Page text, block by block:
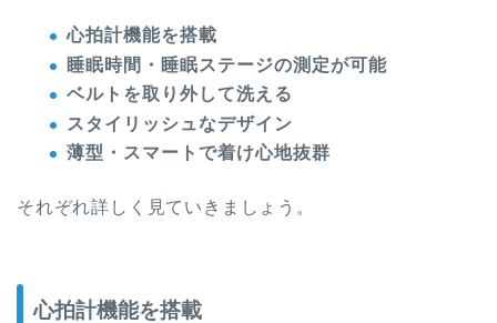
心拍計機能を搭載
睡眠時間・睡眠ステージの測定が可能
ベルトを取り外して洗える
スタイリッシュなデザイン
薄型・スマートで着け心地抜群
それぞれ詳しく見ていきましょう。
心拍計機能を搭載